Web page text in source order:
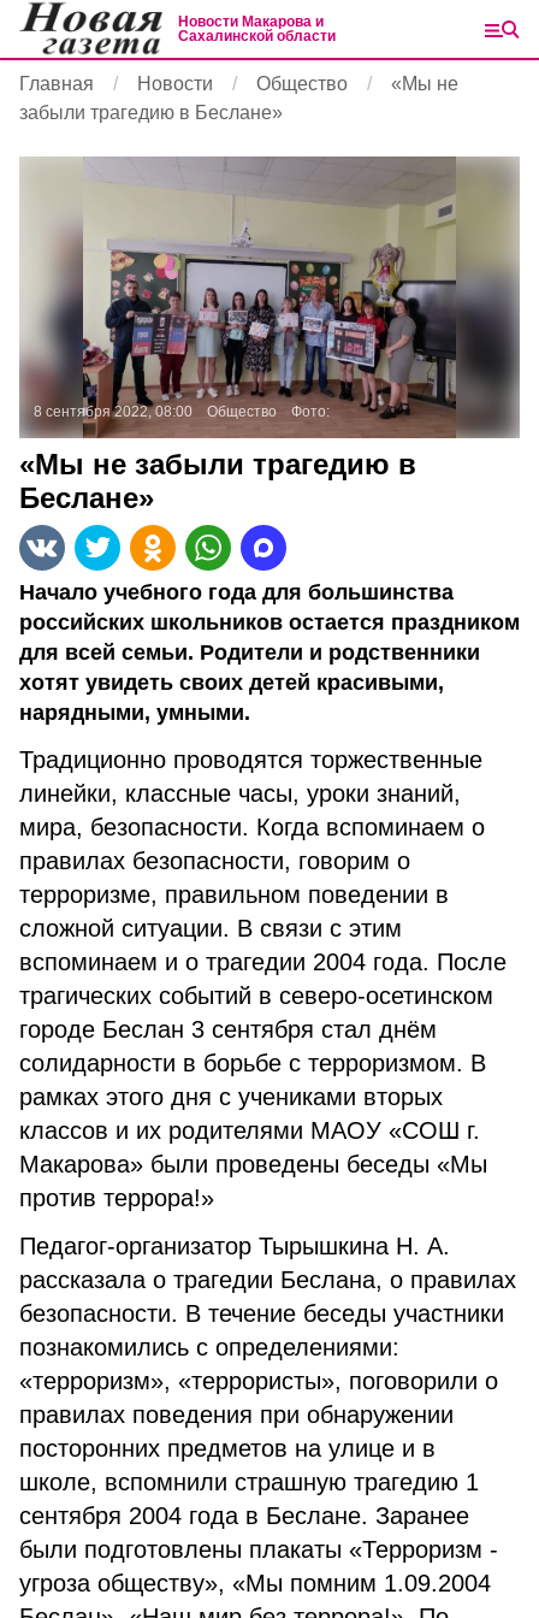
Новости Макарова и
Сахалинской области
Главная Новости Общество
«Мы не
забыли трагедию в Беслане»
8 сентября 2022, 08:00 Общество Фото:
«Мы не забыли трагедию в
Беслане»
Начало учебного года для большинства
российских школьников остается праздником
для всей семьи. Родители и родственники
хотят увидеть своих детей красивыми,
нарядными, умными.
Традиционно проводятся торжественные
линейки, классные часы, уроки знаний,
мира, безопасности. Когда вспоминаем о
правилах безопасности, говорим о
терроризме, правильном поведении в
сложной ситуации. В связи с этим
вспоминаем и о трагедии 2004 года. После
трагических событий в северо-осетинском
городе Беслан 3 сентября стал днём
солидарности в борьбе с терроризмом. В
рамках этого дня с учениками вторых
классов и их родителями МАОУ «СОШ г.
Макарова» были проведены беседы «Мы
против террора!»
Педагог-организатор Тырышкина Н. А.
рассказала о трагедии Беслана, о правилах
безопасности. В течение беседы участники
познакомились с определениями:
«терроризм», «террористы», поговорили о
правилах поведения при обнаружении
посторонних предметов на улице и в
школе, вспомнили страшную трагедию 1
сентября 2004 года в Беслане. Заранее
были подготовлены плакаты «Терроризм -
угроза обществу», «Мы помним 1.09.2004